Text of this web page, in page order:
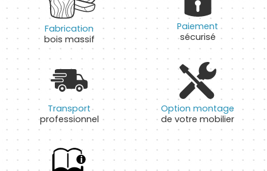
Fabrication
bois massif
Paiement
sécurisé
Transport
professionnel
Option montage
de votre mobilier